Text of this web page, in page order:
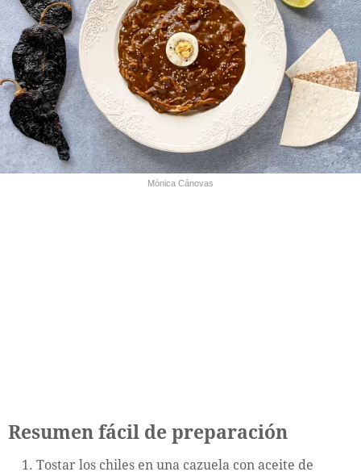
Mónica Cánovas
Resumen fácil de preparación
Tostar los chiles en una cazuela con aceite de